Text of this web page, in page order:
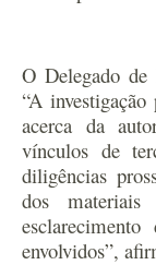
O Delegado
“A
acerca da
vínculos de
diligências
dos materiais
envolvidos”,